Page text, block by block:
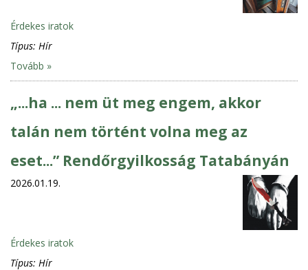
Érdekes iratok
Típus: Hír
Tovább »
„...ha ... nem üt meg engem, akkor
talán nem történt volna meg az
eset...” Rendőrgyilkosság Tatabányán
2026.01.19.
Érdekes iratok
Típus: Hír